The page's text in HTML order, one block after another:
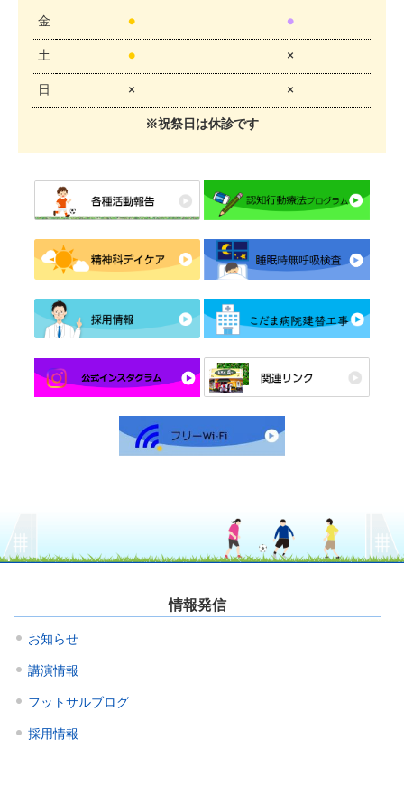
金 ● ●
土 ● ×
日 × ×
※祝祭日は休診です
情報発信
お知らせ
講演情報
フットサルブログ
採用情報